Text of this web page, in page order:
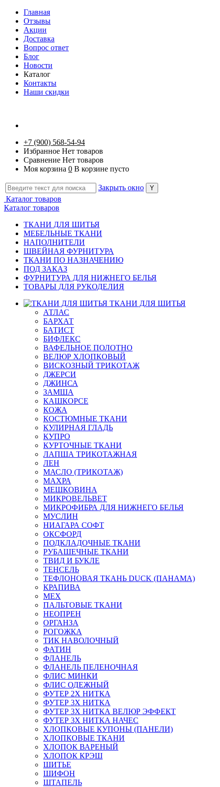
Главная
Отзывы
Акции
Доставка
Вопрос ответ
Блог
Новости
Каталог
Контакты
Наши скидки
+7 (900) 568-54-94
Избранное Нет товаров
Сравнение Нет товаров
Моя корзина 0 В корзине пусто
Закрыть окно
Каталог товаров
Каталог товаров
ТКАНИ ДЛЯ ШИТЬЯ
МЕБЕЛЬНЫЕ ТКАНИ
НАПОЛНИТЕЛИ
ШВЕЙНАЯ ФУРНИТУРА
ТКАНИ ПО НАЗНАЧЕНИЮ
ПОД ЗАКАЗ
ФУРНИТУРА ДЛЯ НИЖНЕГО БЕЛЬЯ
ТОВАРЫ ДЛЯ РУКОДЕЛИЯ
ТКАНИ ДЛЯ ШИТЬЯ
АТЛАС
БАРХАТ
БАТИСТ
БИФЛЕКС
ВАФЕЛЬНОЕ ПОЛОТНО
ВЕЛЮР ХЛОПКОВЫЙ
ВИСКОЗНЫЙ ТРИКОТАЖ
ДЖЕРСИ
ДЖИНСА
ЗАМША
КАШКОРСЕ
КОЖА
КОСТЮМНЫЕ ТКАНИ
КУЛИРНАЯ ГЛАДЬ
КУПРО
КУРТОЧНЫЕ ТКАНИ
ЛАПША ТРИКОТАЖНАЯ
ЛЕН
МАСЛО (ТРИКОТАЖ)
МАХРА
МЕШКОВИНА
МИКРОВЕЛЬВЕТ
МИКРОФИБРА ДЛЯ НИЖНЕГО БЕЛЬЯ
МУСЛИН
НИАГАРА СОФТ
ОКСФОРД
ПОДКЛАДОЧНЫЕ ТКАНИ
РУБАШЕЧНЫЕ ТКАНИ
ТВИД И БУКЛЕ
ТЕНСЕЛЬ
ТЕФЛОНОВАЯ ТКАНЬ DUCK (ПАНАМА)
КРАПИВА
МЕХ
ПАЛЬТОВЫЕ ТКАНИ
НЕОПРЕН
ОРГАНЗА
РОГОЖКА
ТИК НАВОЛОЧНЫЙ
ФАТИН
ФЛАНЕЛЬ
ФЛАНЕЛЬ ПЕЛЕНОЧНАЯ
ФЛИС МИНКИ
ФЛИС ОДЕЖНЫЙ
ФУТЕР 2Х НИТКА
ФУТЕР 3Х НИТКА
ФУТЕР 3Х НИТКА ВЕЛЮР ЭФФЕКТ
ФУТЕР 3Х НИТКА НАЧЕС
ХЛОПКОВЫЕ КУПОНЫ (ПАНЕЛИ)
ХЛОПКОВЫЕ ТКАНИ
ХЛОПОК ВАРЕНЫЙ
ХЛОПОК КРЭШ
ШИТЬЕ
ШИФОН
ШТАПЕЛЬ